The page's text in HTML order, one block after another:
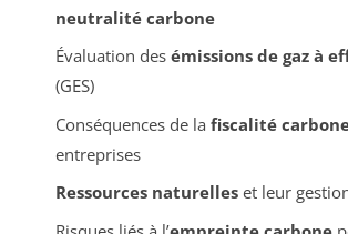
neutralité carbone
Évaluation des émissions de gaz à
(GES)
Conséquences de la fiscalité
entreprises
Ressources naturelleset leur